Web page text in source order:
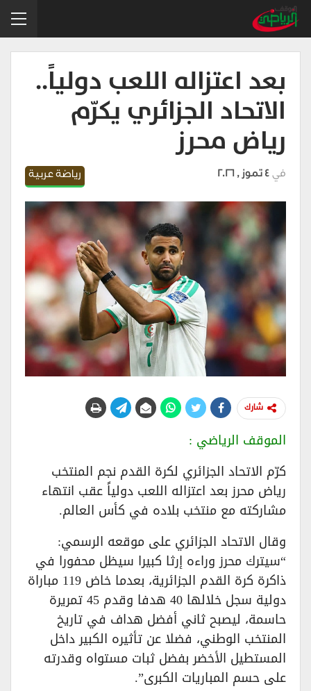
بعد اعتزاله اللعب دولياً..
الاتحاد الجزائري يكرّم
رياض محرز
رياضة عربية في 4 تموز , 2026
شارك
الموقف الرياضي :
كرّم الاتحاد الجزائري لكرة القدم نجم المنتخب
رياض محرز بعد اعتزاله اللعب دولياً عقب انتهاء
مشاركته مع منتخب بلاده في كأس العالم.
وقال الاتحاد الجزائري على موقعه الرسمي:
“سيترك محرز وراءه إرثا كبيرا سيظل محفورا في
ذاكرة كرة القدم الجزائرية، بعدما خاض 119 مباراة
دولية سجل خلالها 40 هدفا وقدم 45 تمريرة
حاسمة، ليصبح ثاني أفضل هداف في تاريخ
المنتخب الوطني، فضلا عن تأثيره الكبير داخل
المستطيل الأخضر بفضل ثبات مستواه وقدرته
على حسم المباريات الكبرى”.